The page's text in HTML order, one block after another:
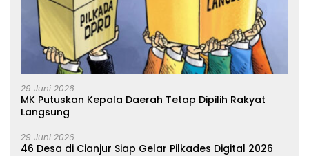
29 Juni 2026
MK Putuskan Kepala Daerah Tetap Dipilih Rakyat
Langsung
29 Juni 2026
46 Desa di Cianjur Siap Gelar Pilkades Digital 2026